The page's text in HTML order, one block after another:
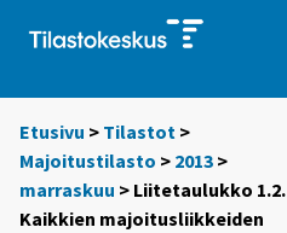
Etusivu > Tilastot >
Majoitustilasto > 2013 >
marraskuu > Liitetaulukko 1.2.
Kaikkien majoitusliikkeiden